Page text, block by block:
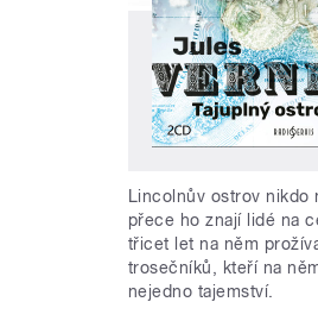
Lincolnův ostrov nikdo
přece ho znají lidé na
třicet let na něm
trosečníků, kteří na
nejedno tajemství.